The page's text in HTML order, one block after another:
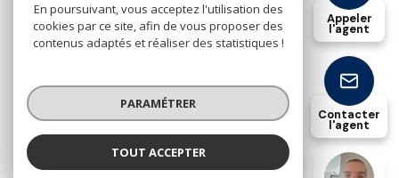
Paul Dhorne
Appeler
l'agent
Contacter
l'agent
Cookies
© 2026 | Tous droits réservés
Réalisé par
En poursuivant, vous acceptez l'utilisation des
cookies par ce site, afin de vous proposer des
contenus adaptés et réaliser des statistiques !
PARAMÉTRER
TOUT ACCEPTER